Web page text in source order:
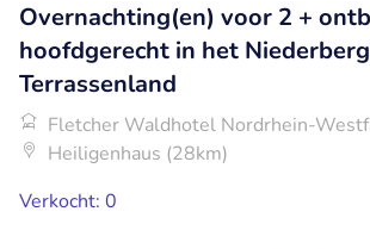
Overnachting(en) voor 2 +
hoofdgerecht in het
Terrassenland
Fletcher Waldhotel Nordrhein-
Heiligenhaus (28km)
Verkocht: 0